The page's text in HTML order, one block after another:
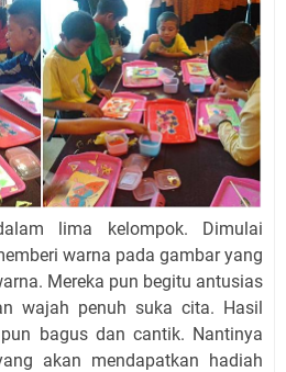
lima kelompok. Dimulai
warna pada gambar yang
Mereka pun begitu antusias
wajah penuh suka cita. Hasil
bagus dan cantik. Nantinya
akan mendapatkan hadiah